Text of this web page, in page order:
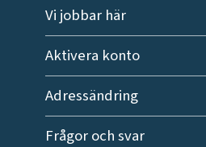
Vi jobbar här
Aktivera konto
Adressändring
Frågor och svar